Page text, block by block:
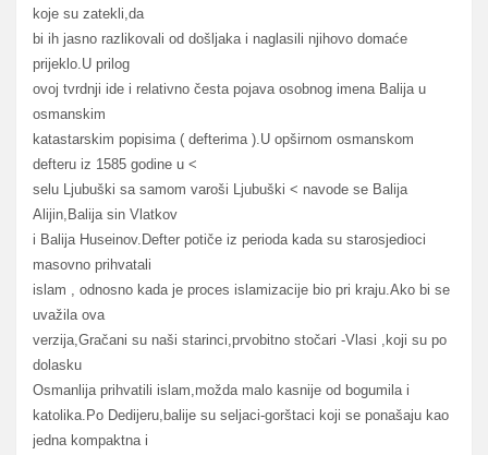
koje su zatekli,da
bi ih jasno razlikovali od došljaka i naglasili njihovo domaće
prijeklo.U prilog
ovoj tvrdnji ide i relativno česta pojava osobnog imena Balija u
osmanskim
katastarskim popisima ( defterima ).U opširnom osmanskom
defteru iz 1585 godine u <
selu Ljubuški sa samom varoši Ljubuški < navode se Balija
Alijin,Balija sin Vlatkov
i Balija Huseinov.Defter potiče iz perioda kada su starosjedioci
masovno prihvatali
islam , odnosno kada je proces islamizacije bio pri kraju.Ako bi se
uvažila ova
verzija,Gračani su naši starinci,prvobitno stočari -Vlasi ,koji su po
dolasku
Osmanlija prihvatili islam,možda malo kasnije od bogumila i
katolika.Po Dedijeru,balije su seljaci-gorštaci koji se ponašaju kao
jedna kompaktna i